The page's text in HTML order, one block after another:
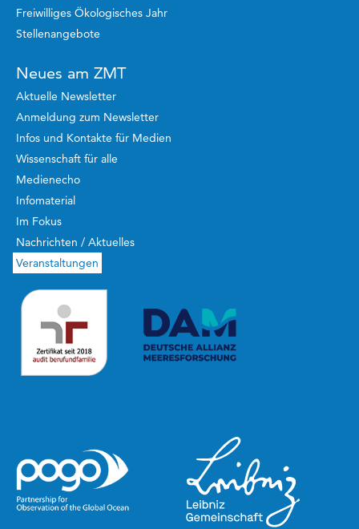
Freiwilliges Ökologisches Jahr
Stellenangebote
Neues am ZMT
Aktuelle Newsletter
Anmeldung zum Newsletter
Infos und Kontakte für Medien
Wissenschaft für alle
Medienecho
Infomaterial
Im Fokus
Nachrichten / Aktuelles
Veranstaltungen